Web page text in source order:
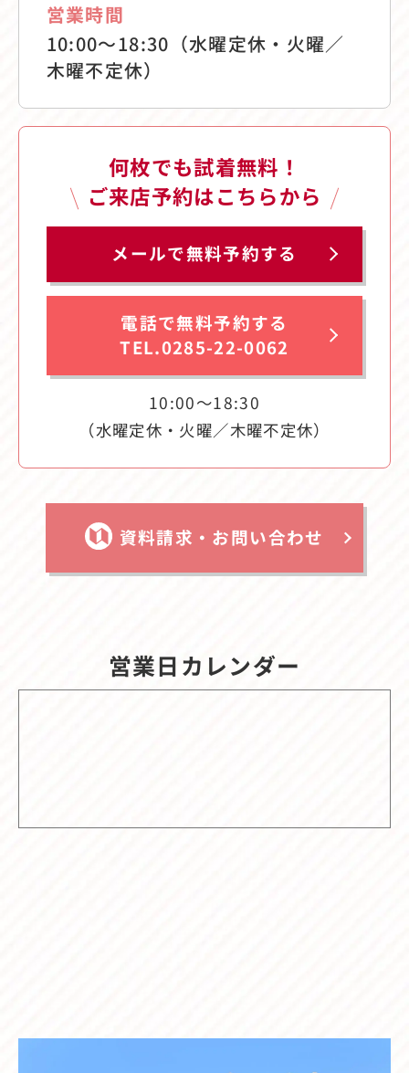
営業時間
10:00〜18:30（水曜定休・火曜／
木曜不定休）
何枚でも試着無料！
ご来店予約はこちらから
メールで無料予約する
電話で無料予約する
TEL.0285-22-0062
10:00〜18:30
（水曜定休・火曜／木曜不定休）
資料請求・お問い合わせ
営業日カレンダー